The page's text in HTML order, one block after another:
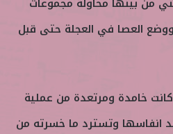
ووضع العصا في العجلة حتى قبل
خامدة ومرتعدة من عملية
انفاسها وتسترد ما خسرته من